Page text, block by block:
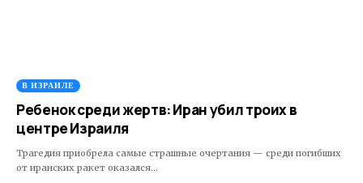
В ИЗРАИЛЕ
Ребенок среди жертв: Иран убил троих в
центре Израиля
Трагедия приобрела самые страшные очертания — среди погибших
от иранских ракет оказался…